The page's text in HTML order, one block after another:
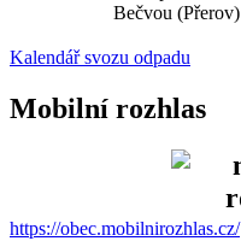
Bečvou (Přerov)
Kalendář svozu odpadu
Mobilní rozhlas
https://obec.mobilnirozhlas.cz/